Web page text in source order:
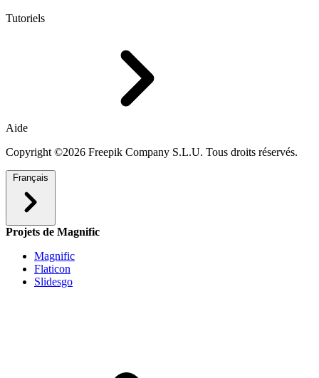
Tutoriels
Aide
Copyright ©2026 Freepik Company S.L.U. Tous droits réservés.
Français
Projets de Magnific
Magnific
Flaticon
Slidesgo